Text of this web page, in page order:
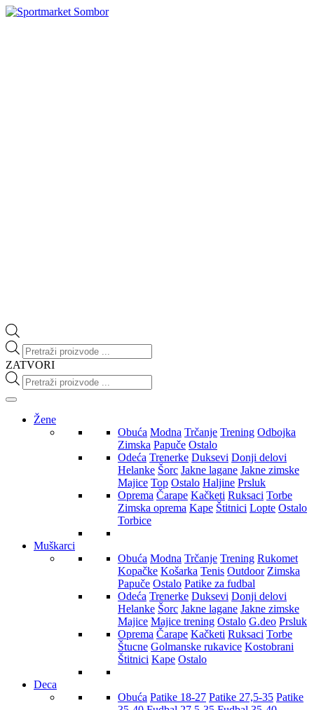
Products
search
ZATVORI
Products
search
Žene
Obuća Modna Trčanje Trening Odbojka
Zimska Papuče Ostalo
Odeća Trenerke Duksevi Donji delovi
Helanke Šorc Jakne lagane Jakne zimske
Majice Top Ostalo Haljine Prsluk
Oprema Čarape Kačketi Ruksaci Torbe
Zimska oprema Kape Štitnici Lopte Ostalo
Torbice
Muškarci
Obuća Modna Trčanje Trening Rukomet
Kopačke Košarka Tenis Outdoor Zimska
Papuče Ostalo Patike za fudbal
Odeća Trenerke Duksevi Donji delovi
Helanke Šorc Jakne lagane Jakne zimske
Majice Majice trening Ostalo G.deo Prsluk
Oprema Čarape Kačketi Ruksaci Torbe
Štucne Golmanske rukavice Kostobrani
Štitnici Kape Ostalo
Deca
Obuća Patike 18-27 Patike 27,5-35 Patike